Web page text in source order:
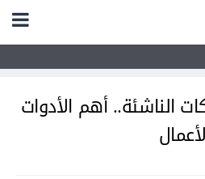
الناشئة.. أهم الأدوات